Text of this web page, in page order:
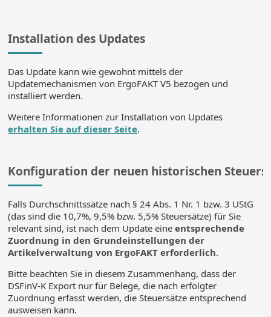
Installation des Updates
Das Update kann wie gewohnt mittels der
Updatemechanismen von ErgoFAKT V5 bezogen und
installiert werden.
Weitere Informationen zur Installation von Updates
erhalten Sie auf dieser Seite.
Konfiguration der neuen historischen
Falls Durchschnittssätze nach § 24 Abs. 1 Nr. 1 bzw. 3 UStG
(das sind die 10,7%, 9,5% bzw. 5,5% Steuersätze) für Sie
relevant sind, ist nach dem Update eineentsprechende
Zuordnung in den Grundeinstellungen der
Artikelverwaltung von ErgoFAKT erforderlich.
Bitte beachten Sie in diesem Zusammenhang, dass der
DSFinV-K Export nur für Belege, die nach erfolgter
Zuordnung erfasst werden, die Steuersätze entsprechend
ausweisen kann.